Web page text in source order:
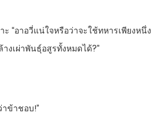
ะ “อาอวี่แน่ใจหรือว่าจะใช้ทหารเพียงหนึ่ง
งเผ่าพันธุ์อสูรทั้งหมดได้?”
าข้าชอบ!”